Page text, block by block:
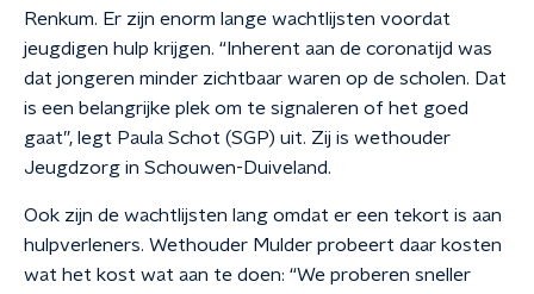
Renkum. Er zijn enorm lange wachtlijsten voordat
jeugdigen hulp krijgen. “Inherent aan de coronatijd was
dat jongeren minder zichtbaar waren op de scholen. Dat
is een belangrijke plek om te signaleren of het goed
gaat”, legt Paula Schot (SGP) uit. Zij is wethouder
Jeugdzorg in Schouwen-Duiveland.
Ook zijn de wachtlijsten lang omdat er een tekort is aan
hulpverleners. Wethouder Mulder probeert daar kosten
wat het kost wat aan te doen: “We proberen sneller